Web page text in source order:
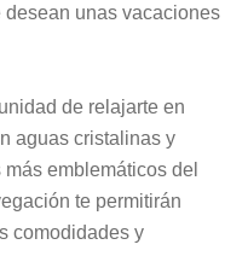
unas vacaciones
de relajarte en
aguas cristalinas y
emblemáticos del
te permitirán
comodidades y